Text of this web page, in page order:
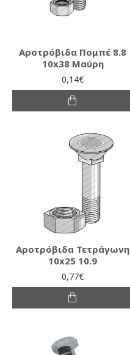
Αροτρόβιδα Πομπέ 8.8
10x38 Μαύρη
0,14€
Αροτρόβιδα Τετράγωνη
10x25 10.9
0,77€